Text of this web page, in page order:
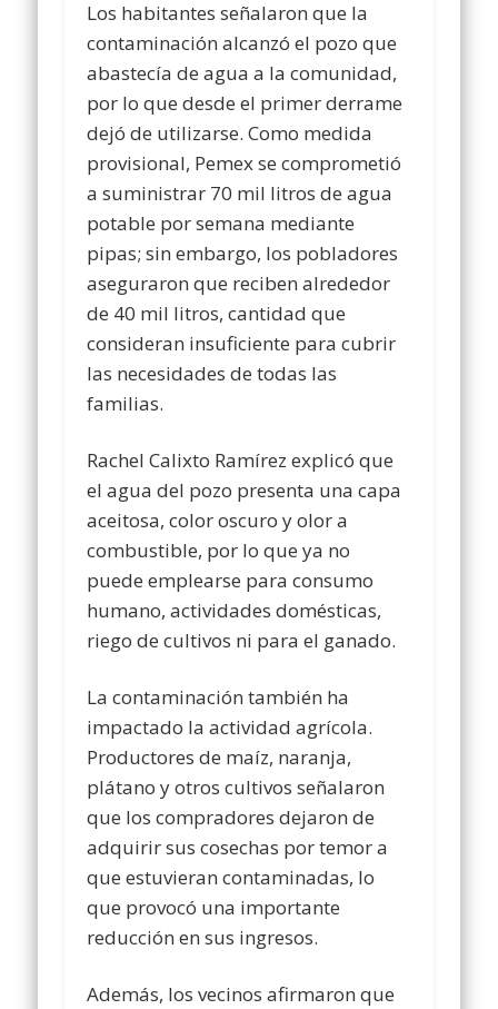
Los habitantes señalaron que la
contaminación alcanzó el pozo que
abastecía de agua a la comunidad,
por lo que desde el primer derrame
dejó de utilizarse. Como medida
provisional, Pemex se comprometió
a suministrar 70 mil litros de agua
potable por semana mediante
pipas; sin embargo, los pobladores
aseguraron que reciben alrededor
de 40 mil litros, cantidad que
consideran insuficiente para cubrir
las necesidades de todas las
familias.
Rachel Calixto Ramírez explicó que
el agua del pozo presenta una capa
aceitosa, color oscuro y olor a
combustible, por lo que ya no
puede emplearse para consumo
humano, actividades domésticas,
riego de cultivos ni para el ganado.
La contaminación también ha
impactado la actividad agrícola.
Productores de maíz, naranja,
plátano y otros cultivos señalaron
que los compradores dejaron de
adquirir sus cosechas por temor a
que estuvieran contaminadas, lo
que provocó una importante
reducción en sus ingresos.
Además, los vecinos afirmaron que